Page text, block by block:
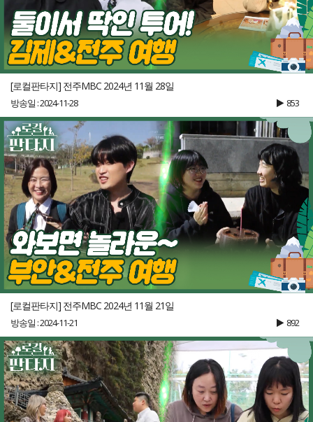
[로컬판타지] 전주MBC 2024년 11월 28일
방송일 : 2024-11-28 853
[로컬판타지] 전주MBC 2024년 11월 21일
방송일 : 2024-11-21 892